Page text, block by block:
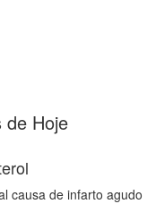
de Hoje
causa de infarto agudo